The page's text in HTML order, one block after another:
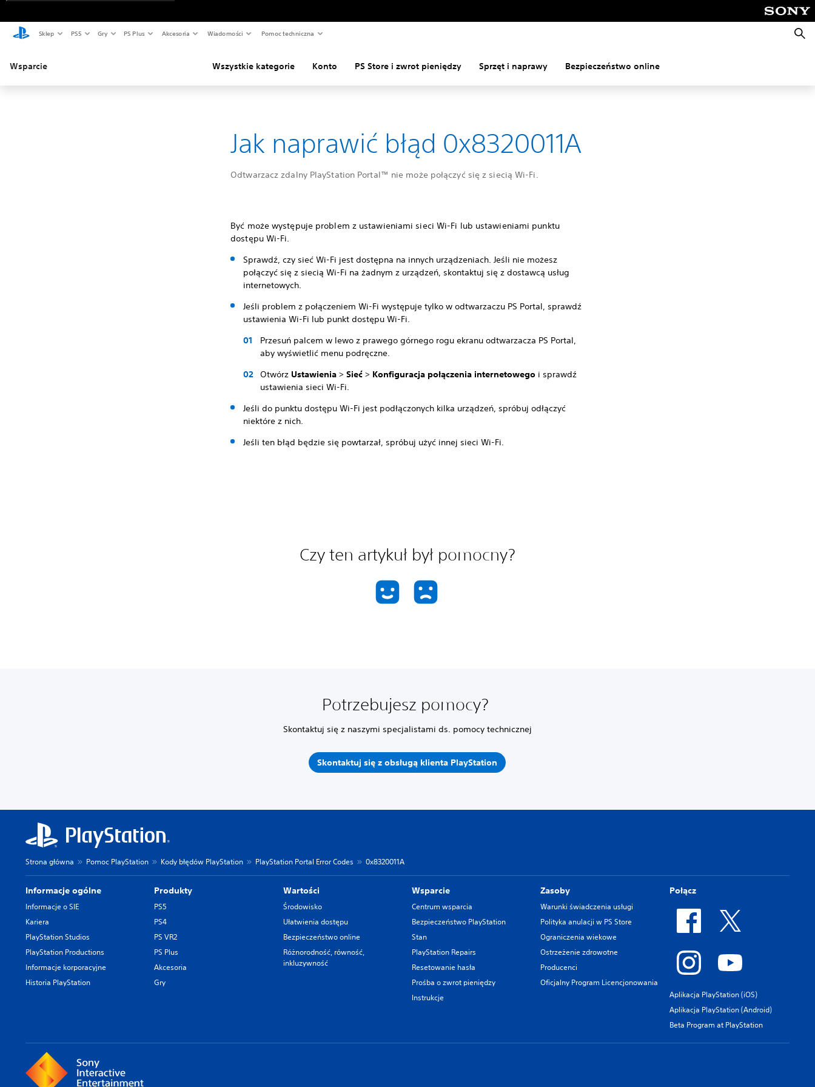
Sklep PS5 Gry PS Plus Akcesoria Wiadomości Pomoc techniczna
Wsparcie Wszystkie kategorie Konto PS Store i zwrot pieniędzy Sprzęt i naprawy Bezpieczeństwo online
Jak naprawić błąd 0x8320011A
Odtwarzacz zdalny PlayStation Portal™ nie może połączyć się z siecią Wi-Fi.
Być może występuje problem z ustawieniami sieci Wi-Fi lub ustawieniami punktu
dostępu Wi-Fi.
Sprawdź, czy sieć Wi-Fi jest dostępna na innych urządzeniach. Jeśli nie możesz
połączyć się z siecią Wi-Fi na żadnym z urządzeń, skontaktuj się z dostawcą usług
internetowych.
Jeśli problem z połączeniem Wi-Fi występuje tylko w odtwarzaczu PS Portal, sprawdź
ustawienia Wi-Fi lub punkt dostępu Wi-Fi.
Przesuń palcem w lewo z prawego górnego rogu ekranu odtwarzacza PS Portal,
aby wyświetlić menu podręczne.
Otwórz Ustawienia >Sieć > Konfiguracja połączenia internetowego i sprawdź
ustawienia sieci Wi-Fi.
Jeśli do punktu dostępu Wi-Fi jest podłączonych kilka urządzeń, spróbuj odłączyć
niektóre z nich.
Jeśli ten błąd będzie się powtarzał, spróbuj użyć innej sieci Wi-Fi.
Czy ten artykuł był pomocny?
Potrzebujesz pomocy?
Skontaktuj się z naszymi specjalistami ds. pomocy technicznej
Skontaktuj się z obsługą klienta PlayStation
Strona główna Pomoc PlayStation Kody błędów PlayStation PlayStation Portal Error Codes 0x8320011A
Informacje ogólne
Informacje o SIE
Kariera
PlayStation Studios
PlayStation Productions
Informacje korporacyjne
Historia PlayStation
Produkty
PS5
PS4
PS VR2
PS Plus
Akcesoria
Gry
Wartości
Środowisko
Ułatwienia dostępu
Bezpieczeństwo online
Różnorodność, równość,
inkluzywność
Wsparcie
Centrum wsparcia
Bezpieczeństwo PlayStation
Stan
PlayStation Repairs
Resetowanie hasła
Prośba o zwrot pieniędzy
Instrukcje
Zasoby
Warunki świadczenia usługi
Polityka anulacji w PS Store
Ograniczenia wiekowe
Ostrzeżenie zdrowotne
Producenci
Oficjalny Program Licencjonowania
Połącz
Aplikacja PlayStation (iOS)
Aplikacja PlayStation (Android)
Beta Program at PlayStation